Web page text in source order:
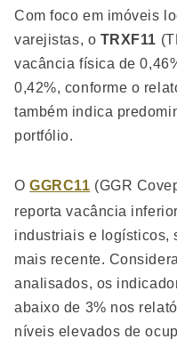
Com foco em imóveis
varejistas, o TRXF11
vacância física de
0,42%, conforme o
também indica
portfólio.
OGGRC11 (GGR
reporta vacância
industriais e logísticos,
mais recente.
analisados, os
abaixo de 3% nos
níveis elevados de